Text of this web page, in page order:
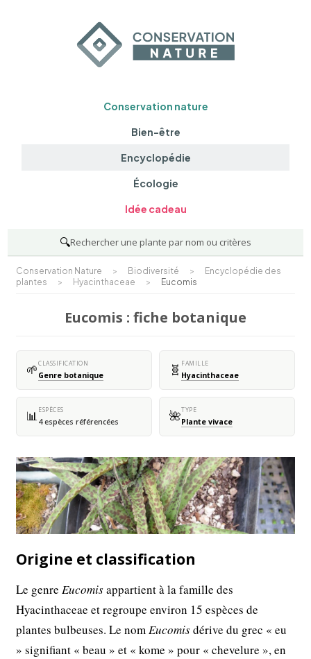
Conservation nature
Bien-être
Encyclopédie
Écologie
Idée cadeau
🔍Rechercher une plante par nom ou critères
Conservation Nature > Biodiversité >
Encyclopédie des
plantes
> Hyacinthaceae > Eucomis
Eucomis : fiche botanique
🌱CLASSIFICATION
Genre botanique 🧬 FAMILLE
Hyacinthaceae
📊ESPÈCES
4 espèces référencées 🌺TYPE
Plante vivace
Origine et classification
Le genreEucomisappartient à la famille des
Hyacinthaceae et regroupe environ 15 espèces de
plantes bulbeuses. Le nomEucomisdérive du grec « eu
» signifiant « beau » et « kome » pour « chevelure », en